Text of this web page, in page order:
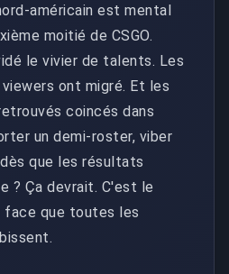
américain est mental
moitié de CSGO.
le vivier de talents. Les
ont migré. Et les
coincés dans
un demi-roster, viber
que les résultats
? Ça devrait. C'est le
face que toutes les